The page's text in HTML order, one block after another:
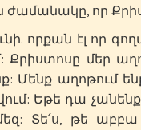
ժամանակը, որ
որքան էլ որ
Քրիստոսը մեր
Մենք աղոթում
Եթե դա
Տե՛ս, թե